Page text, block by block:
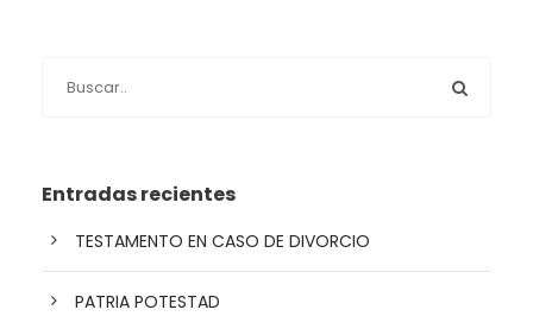
Entradas recientes
TESTAMENTO EN CASO DE DIVORCIO
PATRIA POTESTAD